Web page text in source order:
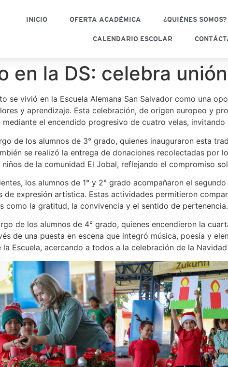
INICIO OFERTA ACADÉMICA ¿QUIÉNES SOMOS?
CALENDARIO ESCOLAR
en la DS: celebra
se vivió en la Escuela Alemana San Salvador como una
y aprendizaje. Esta celebración, de origen europeo y
mediante el encendido progresivo de cuatro velas,
de los alumnos de 3° grado, quienes inauguraron esta
se realizó la entrega de donaciones recolectadas por
de la comunidad El Jobal, reflejando el compromiso
los alumnos de 1° y 2° grado acompañaron el
de expresión artística. Estas actividades permitieron
como la gratitud, la convivencia y el sentido de pertenencia.
de los alumnos de 4° grado, quienes encendieron la
de una puesta en escena que integró música, poesía y
Escuela, acercando a todos a la celebración de la